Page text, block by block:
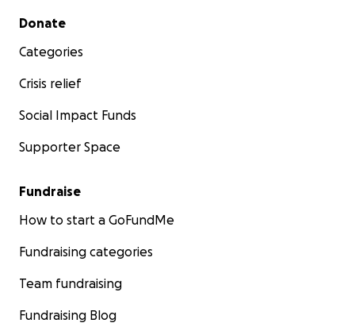
Secondary menu
Donate
Categories
Crisis relief
Social Impact Funds
Supporter Space
Fundraise
How to start a GoFundMe
Fundraising categories
Team fundraising
Fundraising Blog